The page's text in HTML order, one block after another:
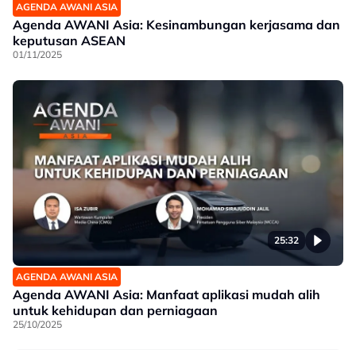
AGENDA AWANI ASIA
Agenda AWANI Asia: Kesinambungan kerjasama dan
keputusan ASEAN
01/11/2025
25:32
AGENDA AWANI ASIA
Agenda AWANI Asia: Manfaat aplikasi mudah alih
untuk kehidupan dan perniagaan
25/10/2025